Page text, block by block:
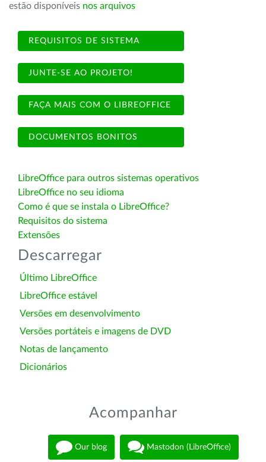
estão disponíveis nos arquivos
REQUISITOS DE SISTEMA
JUNTE-SE AO PROJETO!
FAÇA MAIS COM O LIBREOFFICE
DOCUMENTOS BONITOS
LibreOffice para outros sistemas operativos
LibreOffice no seu idioma
Como é que se instala o LibreOffice?
Requisitos do sistema
Extensões
Descarregar
Último LibreOffice
LibreOffice estável
Versões em desenvolvimento
Versões portáteis e imagens de DVD
Notas de lançamento
Dicionários
Acompanhar
Our blog Mastodon (LibreOffice)